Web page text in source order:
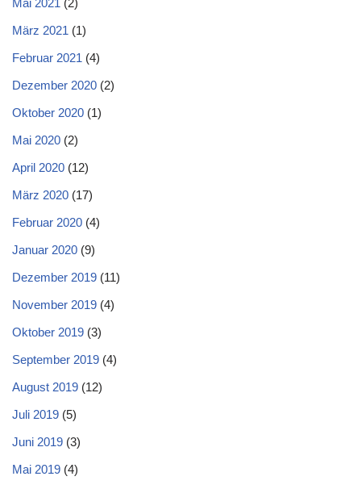
Mai 2021 (2)
März 2021 (1)
Februar 2021 (4)
Dezember 2020 (2)
Oktober 2020 (1)
Mai 2020 (2)
April 2020 (12)
März 2020 (17)
Februar 2020 (4)
Januar 2020 (9)
Dezember 2019 (11)
November 2019 (4)
Oktober 2019 (3)
September 2019 (4)
August 2019 (12)
Juli 2019 (5)
Juni 2019 (3)
Mai 2019 (4)